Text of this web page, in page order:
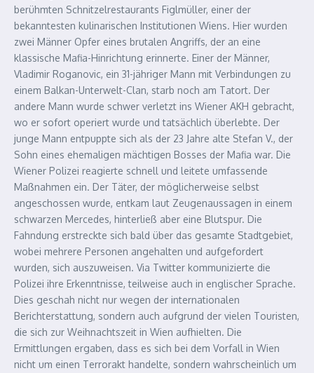
berühmten Schnitzelrestaurants Figlmüller, einer der
bekanntesten kulinarischen Institutionen Wiens. Hier wurden
zwei Männer Opfer eines brutalen Angriffs, der an eine
klassische Mafia-Hinrichtung erinnerte. Einer der Männer,
Vladimir Roganovic, ein 31-jähriger Mann mit Verbindungen zu
einem Balkan-Unterwelt-Clan, starb noch am Tatort. Der
andere Mann wurde schwer verletzt ins Wiener AKH gebracht,
wo er sofort operiert wurde und tatsächlich überlebte. Der
junge Mann entpuppte sich als der 23 Jahre alte Stefan V., der
Sohn eines ehemaligen mächtigen Bosses der Mafia war. Die
Wiener Polizei reagierte schnell und leitete umfassende
Maßnahmen ein. Der Täter, der möglicherweise selbst
angeschossen wurde, entkam laut Zeugenaussagen in einem
schwarzen Mercedes, hinterließ aber eine Blutspur. Die
Fahndung erstreckte sich bald über das gesamte Stadtgebiet,
wobei mehrere Personen angehalten und aufgefordert
wurden, sich auszuweisen. Via Twitter kommunizierte die
Polizei ihre Erkenntnisse, teilweise auch in englischer Sprache.
Dies geschah nicht nur wegen der internationalen
Berichterstattung, sondern auch aufgrund der vielen Touristen,
die sich zur Weihnachtszeit in Wien aufhielten. Die
Ermittlungen ergaben, dass es sich bei dem Vorfall in Wien
nicht um einen Terrorakt handelte, sondern wahrscheinlich um